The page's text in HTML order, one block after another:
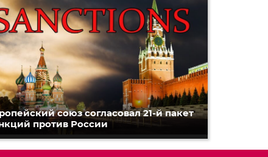
союз согласовал 21-й пакет
против России